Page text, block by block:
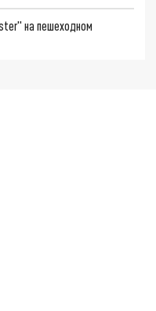
на пешеходном